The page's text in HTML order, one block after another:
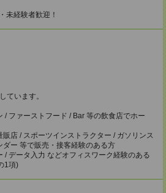
未経験者歓迎！
ています。
/ ファーストフード / Bar 等の飲食店でホー
販店 / スポーツインストラクター / ガソリンス
ダー 等で販売・接客経験のある方
/ データ入力 などオフィスワーク経験のある
1項)